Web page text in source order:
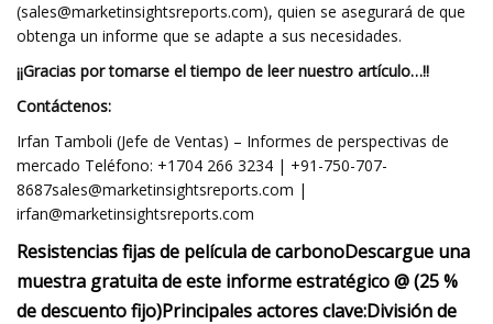
(sales@marketinsightsreports.com), quien se asegurará de que
obtenga un informe que se adapte a sus necesidades.
¡¡Gracias por tomarse el tiempo de leer nuestro artículo…!!
Contáctenos:
Irfan Tamboli (Jefe de Ventas) – Informes de perspectivas de
mercado Teléfono: +1704 266 3234 | +91-750-707-
8687sales@marketinsightsreports.com |
irfan@marketinsightsreports.com
Resistencias fijas de película de carbonoDescargue una
muestra gratuita de este informe estratégico @ (25 %
de descuento fijo)Principales actores clave:División de